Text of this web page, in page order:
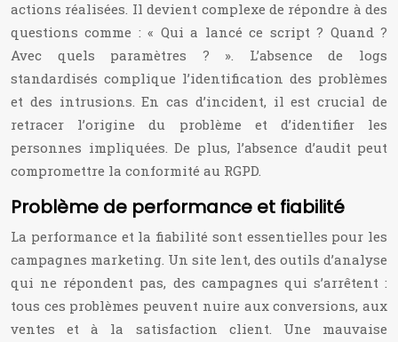
actions réalisées. Il devient complexe de répondre à des
questions comme : « Qui a lancé ce script ? Quand ?
Avec quels paramètres ? ». L’absence de logs
standardisés complique l’identification des problèmes
et des intrusions. En cas d’incident, il est crucial de
retracer l’origine du problème et d’identifier les
personnes impliquées. De plus, l’absence d’audit peut
compromettre la conformité au RGPD.
Problème de performance et fiabilité
La performance et la fiabilité sont essentielles pour les
campagnes marketing. Un site lent, des outils d’analyse
qui ne répondent pas, des campagnes qui s’arrêtent :
tous ces problèmes peuvent nuire aux conversions, aux
ventes et à la satisfaction client. Une mauvaise